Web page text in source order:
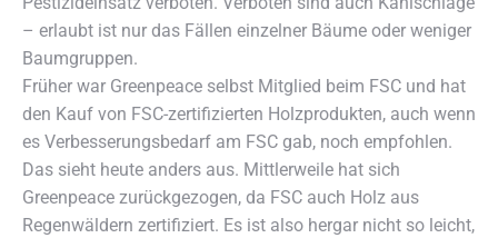
– erlaubt ist nur das Fällen einzelner Bäume oder weniger
Baumgruppen.
Früher war Greenpeace selbst Mitglied beim FSC und hat
den Kauf von FSC-zertifizierten Holzprodukten, auch wenn
es Verbesserungsbedarf am FSC gab, noch empfohlen.
Das sieht heute anders aus. Mittlerweile hat sich
Greenpeace zurückgezogen, da FSC auch Holz aus
Regenwäldern zertifiziert. Es ist also hergar nicht so leicht,